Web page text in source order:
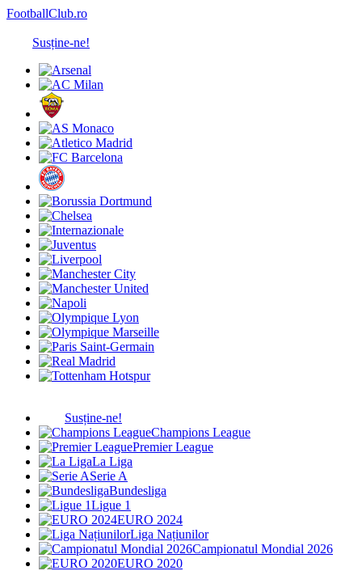
FootballClub.ro
Susține-ne!
Susține-ne!
Champions League
Premier League
La Liga
Serie A
Bundesliga
Ligue 1
EURO 2024
Liga Națiunilor
Campionatul Mondial 2026
EURO 2020